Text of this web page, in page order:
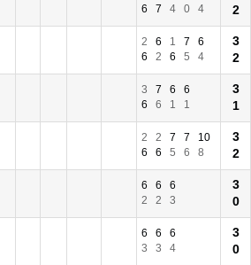
6
7 4 0 4
2
2 6 1 7
6
6
2 6 5 4
3
2
3 7 6
6
6
6 1 1
3
1
2 2 7 7
10
6
6 5 6 8
3
2
6 6
6
2
2 3
3
0
6 6
6
3
3 4
3
0